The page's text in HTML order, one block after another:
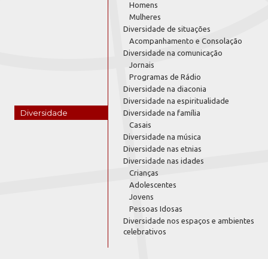
Diversidade
Homens
Mulheres
Diversidade de situações
Acompanhamento e Consolação
Diversidade na comunicação
Jornais
Programas de Rádio
Diversidade na diaconia
Diversidade na espiritualidade
Diversidade na família
Casais
Diversidade na música
Diversidade nas etnias
Diversidade nas idades
Crianças
Adolescentes
Jovens
Pessoas Idosas
Diversidade nos espaços e ambientes
celebrativos